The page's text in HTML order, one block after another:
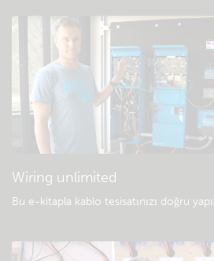
Community bilgi
Genel indirmeler ve
Wiring unlimited
Bu e-kitapla kablo tesisatınızı doğru